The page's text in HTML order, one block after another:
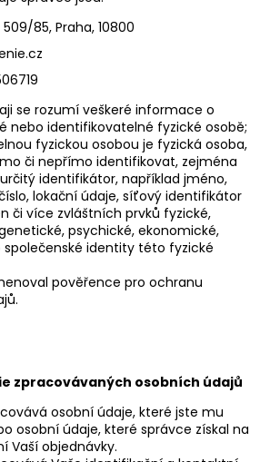
85, Praha, 10800
se rozumí veškeré informace o
nebo identifikovatelné fyzické osobě;
fyzickou osobou je fyzická osoba,
či nepřímo identifikovat, zejména
identifikátor, například jméno,
lokační údaje, síťový identifikátor
či více zvláštních prvků fyzické,
psychické, ekonomické,
identity této fyzické
pověřence pro ochranu
zpracovávaných osobních údajů
osobní údaje, které jste mu
osobní údaje, které správce získal na
Vaší objednávky.
HLEDAT